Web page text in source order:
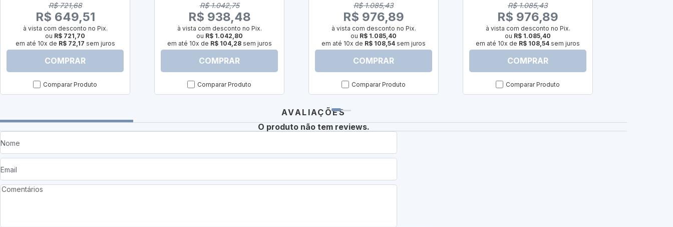
R$ 721,68
R$ 649,51
à vista com desconto no Pix.
ou R$ 721,70
em até 10x de R$ 72,17 sem juros
COMPRAR
Comparar Produto
R$ 1.042,75
R$ 938,48
à vista com desconto no Pix.
ou R$ 1.042,80
em até 10x de R$ 104,28sem juros
COMPRAR
Comparar Produto
R$ 1.085,43
R$ 976,89
à vista com desconto no Pix.
ou R$ 1.085,40
em até 10x de R$ 108,54 sem juros
COMPRAR
Comparar Produto
R$ 1.085,43
R$ 976,89
à vista com desconto no Pix.
ou R$ 1.085,40
em até 10x de R$ 108,54 sem juros
COMPRAR
Comparar Produto
AVALIAÇÕES
O produto não tem reviews.